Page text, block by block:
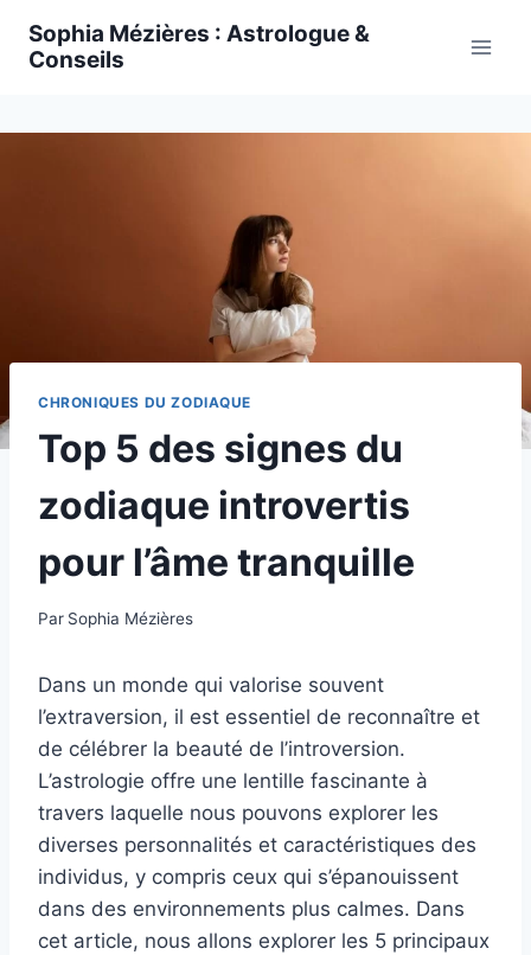
Sophia Mézières : Astrologue &
Conseils
CHRONIQUES DU ZODIAQUE
Top 5 des signes du
zodiaque introvertis
pour l’âme tranquille
Par Sophia Mézières
Dans un monde qui valorise souvent
l’extraversion, il est essentiel de reconnaître et
de célébrer la beauté de l’introversion.
L’astrologie offre une lentille fascinante à
travers laquelle nous pouvons explorer les
diverses personnalités et caractéristiques des
individus, y compris ceux qui s’épanouissent
dans des environnements plus calmes. Dans
cet article, nous allons explorer les 5 principaux